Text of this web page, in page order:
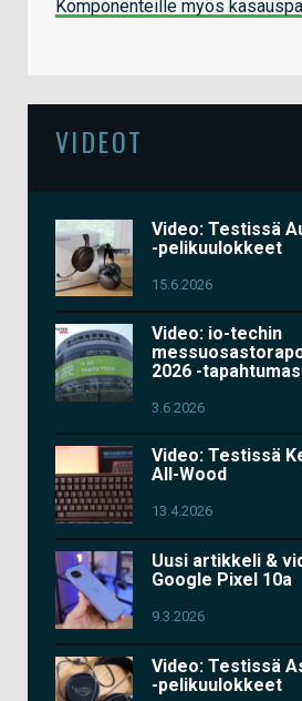
Komponenteille myös
VIDEOT
Video: Testissä
-pelikuulokkeet
15.6.2026
Video: io-techin
2026 -
3.6.2026
Video: Testissä
All-Wood
13.4.2026
Uusi artikkeli &
Google Pixel 10a
9.3.2026
Video: Testissä
-pelikuulokkeet